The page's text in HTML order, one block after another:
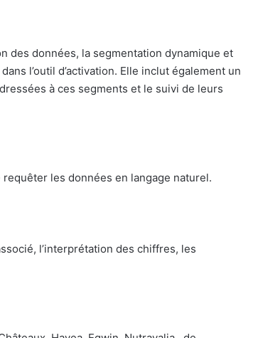
des données, la segmentation dynamique et
l’outil d’activation. Elle inclut également un
à ces segments et le suivi de leurs
les données en langage naturel.
l’interprétation des chiffres, les